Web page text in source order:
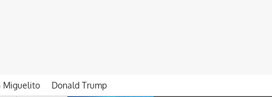
Miguelito Donald Trump